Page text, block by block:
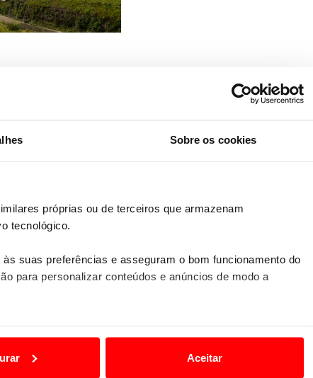
Sobre os cookies
próprias ou de terceiros que armazenam
tecnológico.
suas preferências e asseguram o bom funcionamento do
para personalizar conteúdos e anúncios de modo a
Aceitar